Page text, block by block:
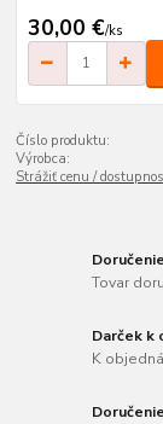
30,00 €/ks
Číslo produktu:
Výrobca:
Strážiť cenu /
Tovar
Darček k
K